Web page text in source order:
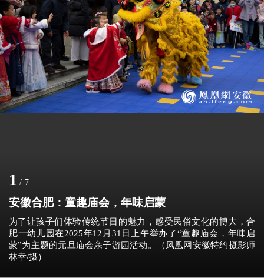
1 / 7
安徽合肥：童趣庙会，年味启蒙
为了让孩子们体验传统节日的魅力，感受民俗文化的博大，合
肥一幼儿园在2025年12月31日上午举办了“童趣庙会，年味启
蒙”为主题的元旦庙会亲子游园活动。（凤凰网安徽特约摄影师
林幸/摄）